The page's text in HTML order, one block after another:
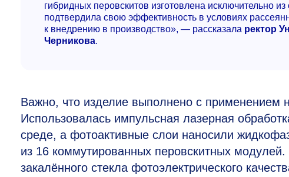
гибридных перовскитов изготовлена исключительно
подтвердила свою эффективность в условиях
к внедрению в производство», — рассказала ректор
Черникова.
Важно, что изделие выполнено с применением
Использовалась импульсная лазерная
среде, а фотоактивные слои наносили
из 16 коммутированных перовскитных модулей.
закалённого стекла фотоэлектрического